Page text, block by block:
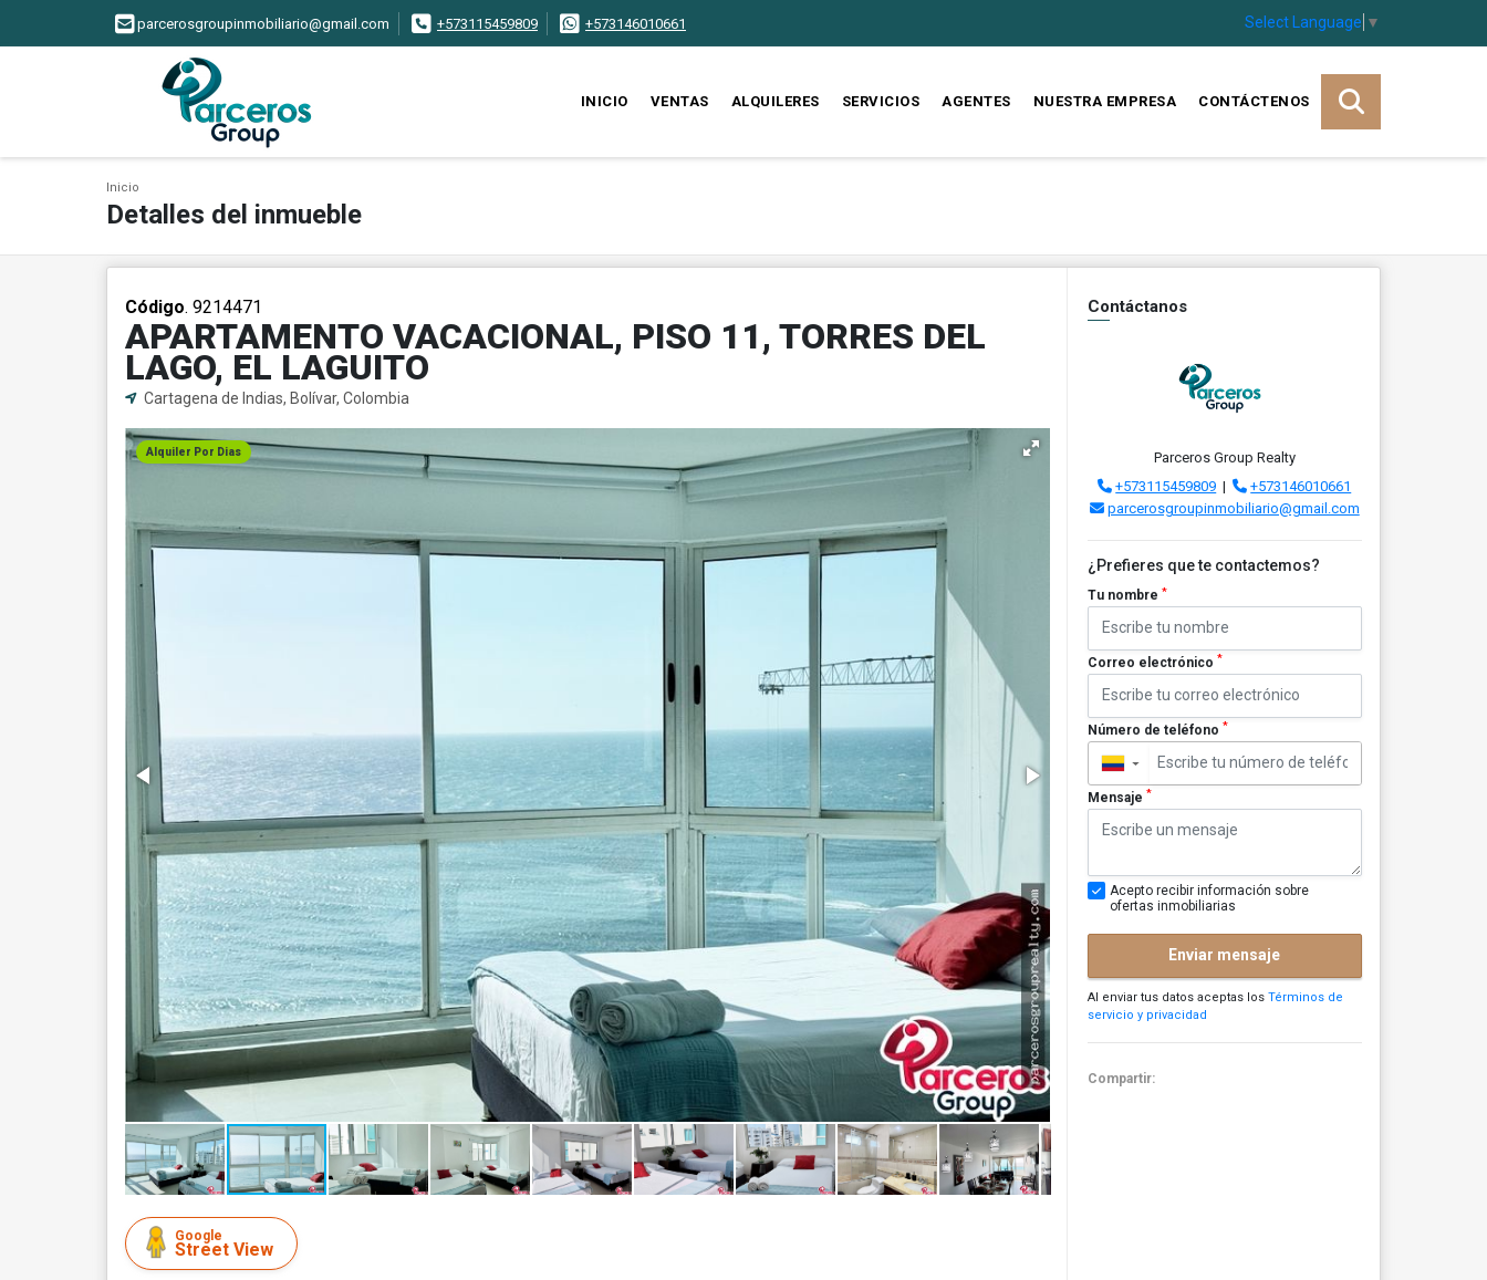
parcerosgroupinmobiliario@gmail.com +573115459809 +573146010661 Select Language ▼
INICIO VENTAS ALQUILERES SERVICIOS AGENTES NUESTRA EMPRESA CONTÁCTENOS
Inicio
Detalles del inmueble
Código. 9214471
APARTAMENTO VACACIONAL, PISO 11, TORRES DEL
LAGO, EL LAGUITO
Cartagena de Indias, Bolívar, Colombia
Alquiler Por Dias
Google
Street View
Contáctanos
Parceros Group Realty
+573115459809 |
+573146010661
parcerosgroupinmobiliario@gmail.com
¿Prefieres que te contactemos?
Tu nombre *
Correo electrónico *
Número de teléfono *
▼
Mensaje *
Acepto recibir información sobre
ofertas inmobiliarias
Enviar mensaje
Al enviar tus datos aceptas los Términos de
servicio y privacidad
Compartir: